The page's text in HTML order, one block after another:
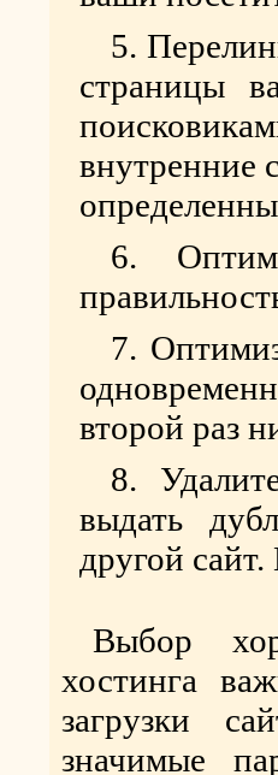
страницы
внутренние
второй раз
выдать
другой
Выбор
хостинга
загрузки
значимые